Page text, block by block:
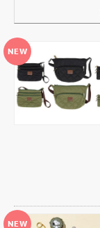
NEW
NEW